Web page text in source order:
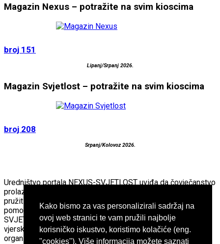
Kako bismo za vas personalizirali sadržaj na
ovoj web stranici te vam pružili najbolje
korisničko iskustvo, koristimo kolačiće (eng.
"cookies"). Više informacija možete saznati
Magazin Nexus – potražite na svim kioscima
broj 151
Lipanj/Srpanj 2026.
Magazin Svjetlost – potražite na svim kioscima
broj 208
Srpanj/Kolovoz 2026.
Uredništvo portala NEXUS-SVJETLOST uviđa da čovječanstvo
prolazi kroz veliku preobrazbu. Imajući to na umu, nastojimo
pružiti “teško dostupne“ informacije kako bi time ljudima
pomogli da lakše podnesu ove promjene. Portal NEXUS-
SVJETLOST nije povezan s bilo kakvom
vjerskom,filozofskom ili političkom ideologijom ili
organizacijom.